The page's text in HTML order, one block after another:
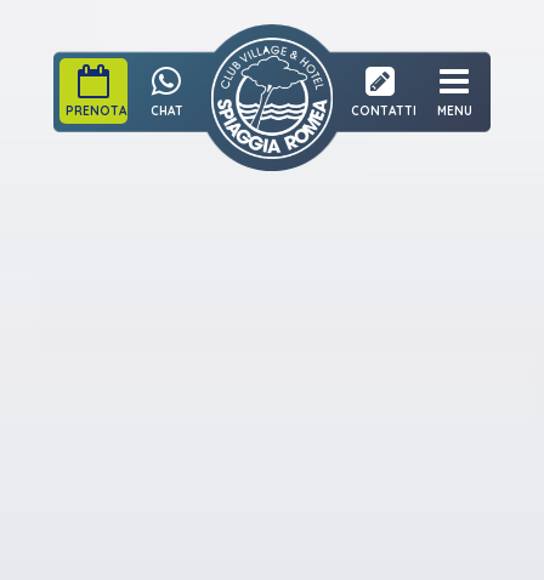
PRENOTA CHAT CONTATTI MENU